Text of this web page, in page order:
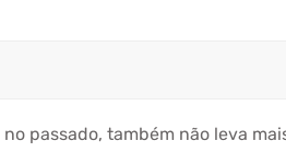
passado, também não leva